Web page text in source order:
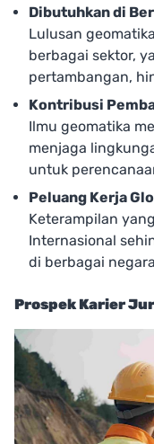
Dibutuhkan di
Lulusan
berbagai sektor,
pertambangan,
Kontribusi
Ilmu geomatika
menjaga
untuk
Peluang Kerja
Keterampilan
Internasional
di berbagai
Prospek Karier